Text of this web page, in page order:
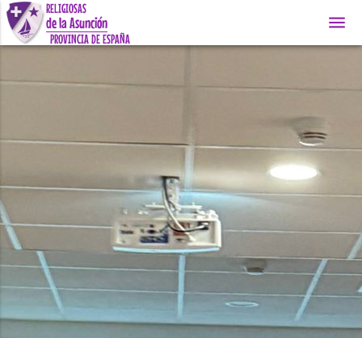
RELIGIOSAS
de la Asunción
PROVINCIA DE ESPAÑA
menu